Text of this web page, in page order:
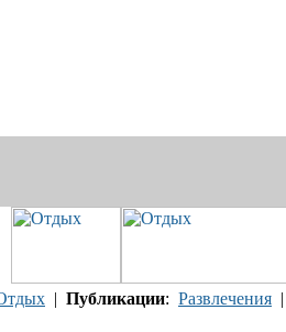
| Публикации: Развлечения |